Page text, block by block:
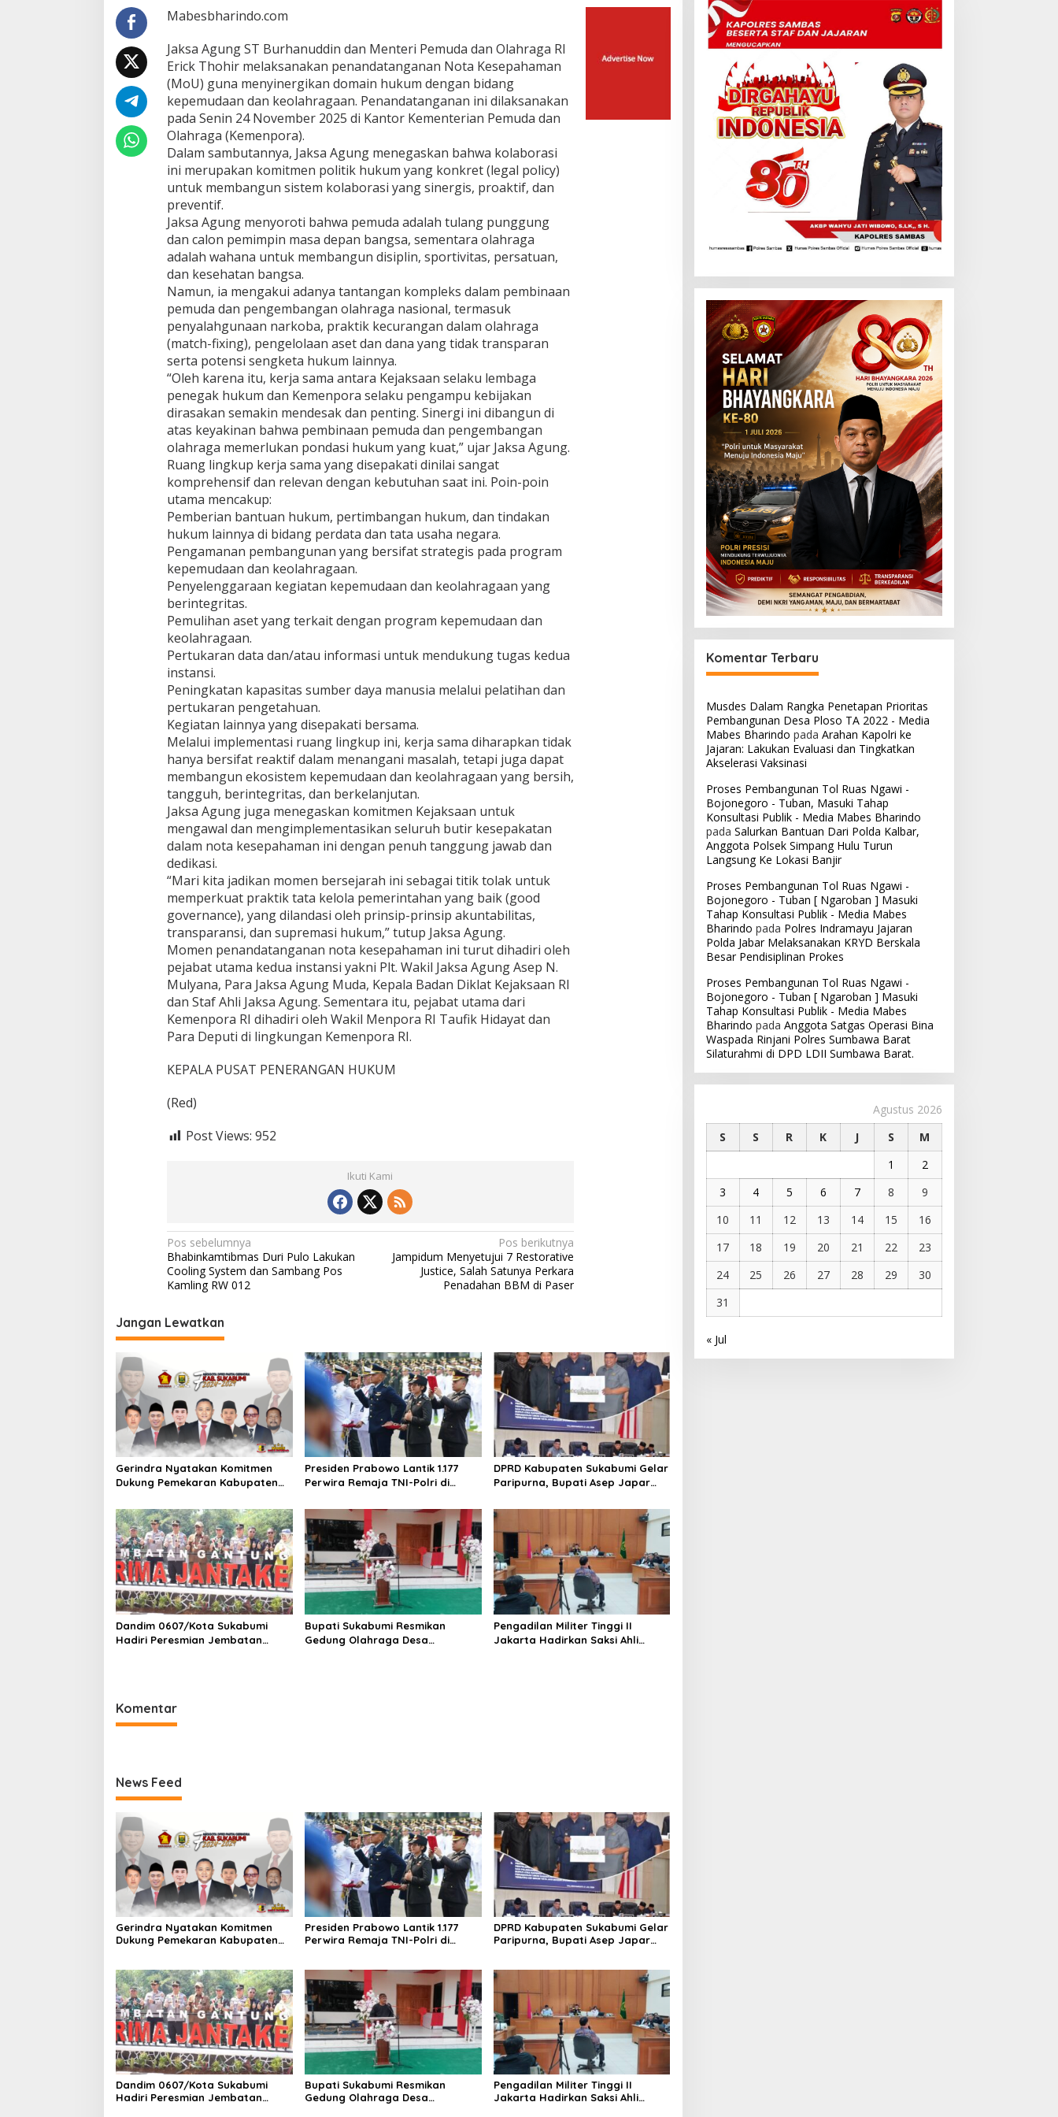
P
n
e
g
a
k
a
n
H
u
k
u
m
i
B
i
d
a
n
g
K
e
p
e
m
u
d
a
a
n
d
a
n
e
o
l
a
h
r
g
a
Mabesbharindo.com
Jaksa Agung ST Burhanuddin dan Menteri Pemuda dan Olahraga RI
Erick Thohir melaksanakan penandatanganan Nota Kesepahaman
(MoU) guna menyinergikan domain hukum dengan bidang
kepemudaan dan keolahragaan. Penandatanganan ini dilaksanakan
pada Senin 24 November 2025 di Kantor Kementerian Pemuda dan
Olahraga (Kemenpora).
Dalam sambutannya, Jaksa Agung menegaskan bahwa kolaborasi
ini merupakan komitmen politik hukum yang konkret (legal policy)
untuk membangun sistem kolaborasi yang sinergis, proaktif, dan
preventif.
Jaksa Agung menyoroti bahwa pemuda adalah tulang punggung
dan calon pemimpin masa depan bangsa, sementara olahraga
adalah wahana untuk membangun disiplin, sportivitas, persatuan,
dan kesehatan bangsa.
Namun, ia mengakui adanya tantangan kompleks dalam pembinaan
pemuda dan pengembangan olahraga nasional, termasuk
penyalahgunaan narkoba, praktik kecurangan dalam olahraga
(match-fixing), pengelolaan aset dan dana yang tidak transparan
serta potensi sengketa hukum lainnya.
“Oleh karena itu, kerja sama antara Kejaksaan selaku lembaga
penegak hukum dan Kemenpora selaku pengampu kebijakan
dirasakan semakin mendesak dan penting. Sinergi ini dibangun di
atas keyakinan bahwa pembinaan pemuda dan pengembangan
olahraga memerlukan pondasi hukum yang kuat,” ujar Jaksa Agung.
Ruang lingkup kerja sama yang disepakati dinilai sangat
komprehensif dan relevan dengan kebutuhan saat ini. Poin-poin
utama mencakup:
Pemberian bantuan hukum, pertimbangan hukum, dan tindakan
hukum lainnya di bidang perdata dan tata usaha negara.
Pengamanan pembangunan yang bersifat strategis pada program
kepemudaan dan keolahragaan.
Penyelenggaraan kegiatan kepemudaan dan keolahragaan yang
berintegritas.
Pemulihan aset yang terkait dengan program kepemudaan dan
keolahragaan.
Pertukaran data dan/atau informasi untuk mendukung tugas kedua
instansi.
Peningkatan kapasitas sumber daya manusia melalui pelatihan dan
pertukaran pengetahuan.
Kegiatan lainnya yang disepakati bersama.
Melalui implementasi ruang lingkup ini, kerja sama diharapkan tidak
hanya bersifat reaktif dalam menangani masalah, tetapi juga dapat
membangun ekosistem kepemudaan dan keolahragaan yang bersih,
tangguh, berintegritas, dan berkelanjutan.
Jaksa Agung juga menegaskan komitmen Kejaksaan untuk
mengawal dan mengimplementasikan seluruh butir kesepakatan
dalam nota kesepahaman ini dengan penuh tanggung jawab dan
dedikasi.
“Mari kita jadikan momen bersejarah ini sebagai titik tolak untuk
memperkuat praktik tata kelola pemerintahan yang baik (good
governance), yang dilandasi oleh prinsip-prinsip akuntabilitas,
transparansi, dan supremasi hukum,” tutup Jaksa Agung.
Momen penandatanganan nota kesepahaman ini turut dihadiri oleh
pejabat utama kedua instansi yakni Plt. Wakil Jaksa Agung Asep N.
Mulyana, Para Jaksa Agung Muda, Kepala Badan Diklat Kejaksaan RI
dan Staf Ahli Jaksa Agung. Sementara itu, pejabat utama dari
Kemenpora RI dihadiri oleh Wakil Menpora RI Taufik Hidayat dan
Para Deputi di lingkungan Kemenpora RI.
KEPALA PUSAT PENERANGAN HUKUM
(Red)
Post Views: 952
Ikuti Kami
N
a
v
i
g
s
p
o
s
Pos sebelumnya
Bhabinkamtibmas Duri Pulo Lakukan
Cooling System dan Sambang Pos
Kamling RW 012
Pos berikutnya
Jampidum Menyetujui 7 Restorative
Justice, Salah Satunya Perkara
Penadahan BBM di Paser
Jangan Lewatkan
Gerindra Nyatakan Komitmen
Dukung Pemekaran Kabupaten
Perjuangkan Hingga Tingkat
Pusat
Presiden Prabowo Lantik 1.177
Perwira Remaja TNI-Polri di
Jakpus Pastikan Pengamanan
Berjalan Aman
DPRD Kabupaten Sukabumi Gelar
Paripurna, Bupati Asep Japar
Perumda Tirta Jaya Menjadi
Perseroda
Dandim 0607/Kota Sukabumi
Hadiri Peresmian Jembatan
Bupati Sukabumi Resmikan
Gedung Olahraga Desa
Pengadilan Militer Tinggi II
Jakarta Hadirkan Saksi Ahli
Komentar
News Feed
Gerindra Nyatakan Komitmen
Dukung Pemekaran Kabupaten
Pusat
Presiden Prabowo Lantik 1.177
Perwira Remaja TNI-Polri di
Berjalan Aman
DPRD Kabupaten Sukabumi Gelar
Paripurna, Bupati Asep Japar
Perseroda
Dandim 0607/Kota Sukabumi
Hadiri Peresmian Jembatan
Bupati Sukabumi Resmikan
Gedung Olahraga Desa
Pengadilan Militer Tinggi II
Jakarta Hadirkan Saksi Ahli
Komentar Terbaru
Musdes Dalam Rangka Penetapan Prioritas
Pembangunan Desa Ploso TA 2022 - Media
Mabes Bharindo pada Arahan Kapolri ke
Jajaran: Lakukan Evaluasi dan Tingkatkan
Akselerasi Vaksinasi
Proses Pembangunan Tol Ruas Ngawi -
Bojonegoro - Tuban, Masuki Tahap
Konsultasi Publik - Media Mabes Bharindo
pada Salurkan Bantuan Dari Polda Kalbar,
Anggota Polsek Simpang Hulu Turun
Langsung Ke Lokasi Banjir
Proses Pembangunan Tol Ruas Ngawi -
Bojonegoro - Tuban [ Ngaroban ] Masuki
Tahap Konsultasi Publik - Media Mabes
Bharindo pada Polres Indramayu Jajaran
Polda Jabar Melaksanakan KRYD Berskala
Besar Pendisiplinan Prokes
Proses Pembangunan Tol Ruas Ngawi -
Bojonegoro - Tuban [ Ngaroban ] Masuki
Tahap Konsultasi Publik - Media Mabes
Bharindo pada Anggota Satgas Operasi Bina
Waspada Rinjani Polres Sumbawa Barat
Silaturahmi di DPD LDII Sumbawa Barat.
Agustus 2026
S
S R K J S
M
1
2
3
4 5 6 7 8
9
10
11 12 13 14 15
16
17
18 19 20 21 22
23
24
25 26 27 28 29
30
31
« Jul